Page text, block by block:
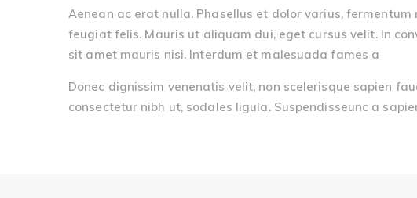
Aenean ac erat nulla. Phasellus et dolor varius, fermentum
feugiat felis. Mauris ut aliquam dui, eget cursus velit. In
sit amet mauris nisi. Interdum et malesuada fames a
Donec dignissim venenatis velit, non scelerisque sapien
consectetur nibh ut, sodales ligula. Suspendisseunc a